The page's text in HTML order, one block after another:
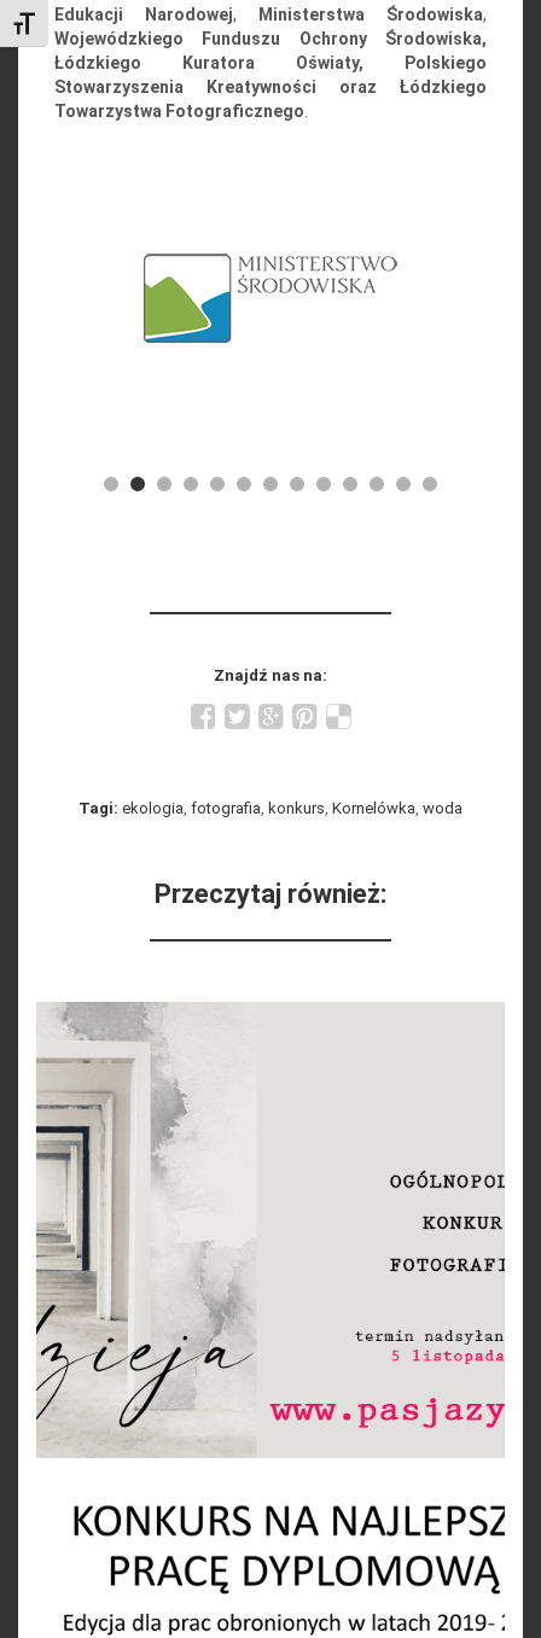
Toggle Font size
Edukacji Narodowej, Ministerstwa Środowiska,
Wojewódzkiego Funduszu Ochrony Środowiska,
Łódzkiego Kuratora Oświaty, Polskiego
Stowarzyszenia Kreatywności oraz Łódzkiego
Towarzystwa Fotograficznego.
Znajdź nas na:
Tagi: ekologia, fotografia, konkurs, Kornelówka, woda
Przeczytaj również: